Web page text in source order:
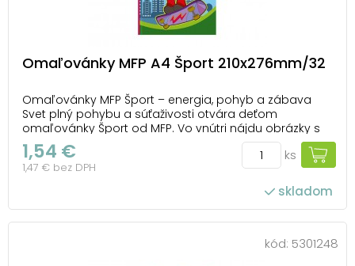
Omaľovánky MFP A4 Šport 210x276mm/32
Omaľovánky MFP Šport – energia, pohyb a zábava
Svet plný pohybu a súťaživosti otvára deťom
omaľovánky Šport od MFP. Vo vnútri nájdu obrázky s
rôznymi športovými aktivitami – od futbalu a cyklistiky
až po jazdu na skateboarde. Každá stránka ponúka
možnosť vyfarbiť obľúbený šport v farbách, ktor...
1,54 €
1,47 € bez DPH
ks
skladom
kód: 5301248